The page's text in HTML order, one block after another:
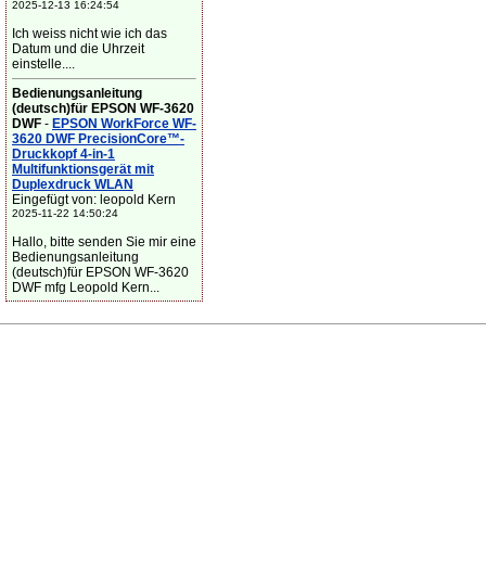
2025-12-13 16:24:54
Ich weiss nicht wie ich das
Datum und die Uhrzeit
einstelle....
Bedienungsanleitung
(deutsch)für EPSON WF-3620
DWF - EPSON WorkForce WF-
3620 DWF PrecisionCore™-
Druckkopf 4-in-1
Multifunktionsgerät mit
Duplexdruck WLAN
Eingefügt von: leopold Kern
2025-11-22 14:50:24
Hallo, bitte senden Sie mir eine
Bedienungsanleitung
(deutsch)für EPSON WF-3620
DWF mfg Leopold Kern...